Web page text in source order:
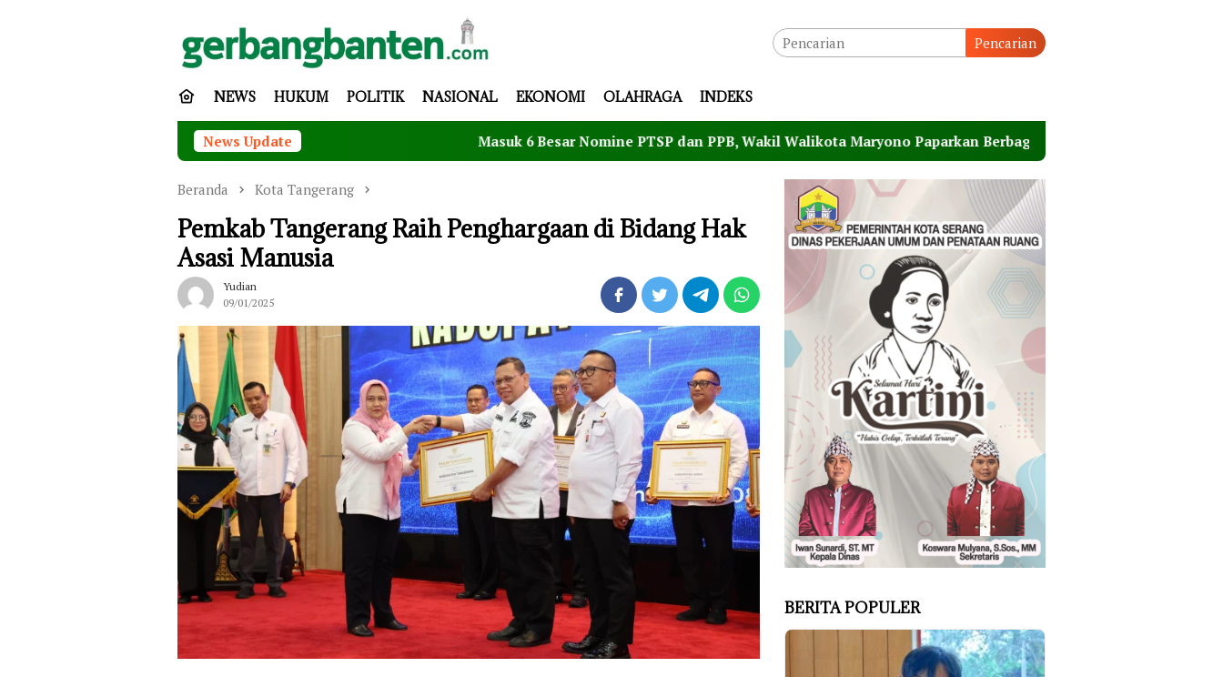
Pencarian
NEWS HUKUM POLITIK NASIONAL EKONOMI OLAHRAGA INDEKS
News Update Masuk 6 Besar Nomine PTSP dan PPB, Wakil Walikota Maryono Paparkan Berbagai Inovasi Pelayanan Perizinan Pemkot
Beranda Kota Tangerang
Pemkab Tangerang Raih Penghargaan di Bidang Hak
Asasi Manusia
Yudian
09/01/2025
BERITA POPULER